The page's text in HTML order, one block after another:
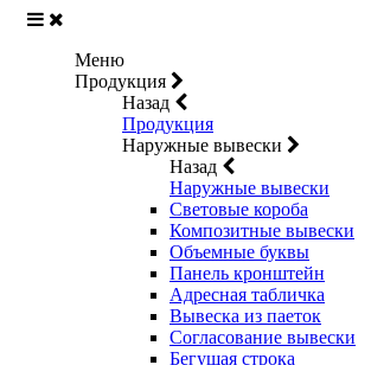
Меню
Продукция
Назад
Продукция
Наружные вывески
Назад
Наружные вывески
Световые короба
Композитные вывески
Объемные буквы
Панель кронштейн
Адресная табличка
Вывеска из паеток
Согласование вывески
Бегущая строка